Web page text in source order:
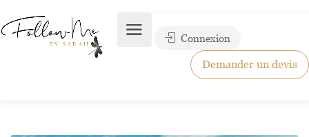
Connexion
Demander un devis